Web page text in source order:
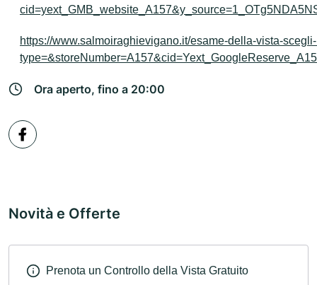
https://www.salmoiraghievigano.it/esame-della-vista-
Ora aperto, fino a 20:00
Novità e Offerte
Prenota un Controllo della Vista Gratuito